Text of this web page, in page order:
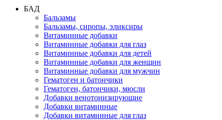
БАД
Бальзамы
Бальзамы, сиропы, эликсиры
Витаминные добавки
Витаминные добавки для глаз
Витаминные добавки для детей
Витаминные добавки для женщин
Витаминные добавки для мужчин
Гематоген и батончики
Гематоген, батончики, мюсли
Добавки венотонизирующие
Добавки витаминные
Добавки витаминные для глаз